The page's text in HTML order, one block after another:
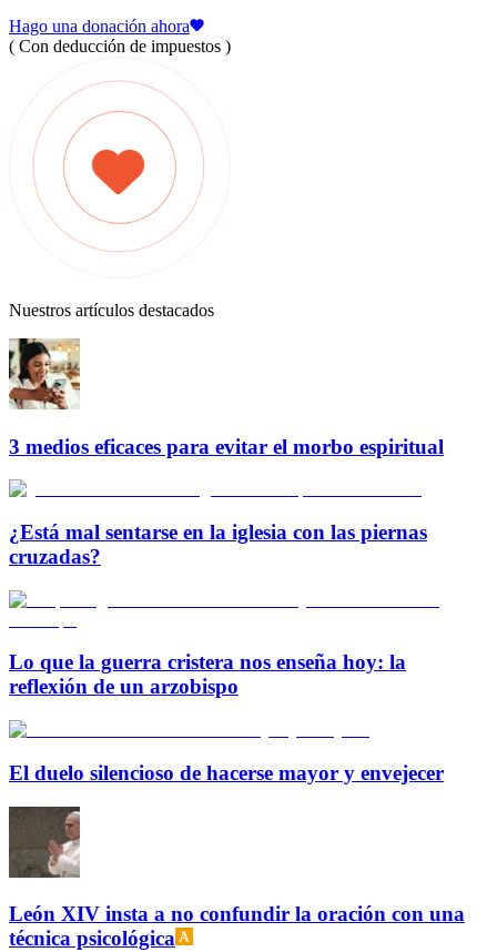
Hago una donación ahora
( Con deducción de impuestos )
Nuestros artículos destacados
3 medios eficaces para evitar el morbo espiritual
¿Está mal sentarse en la iglesia con las piernas
cruzadas?
Lo que la guerra cristera nos enseña hoy: la
reflexión de un arzobispo
El duelo silencioso de hacerse mayor y envejecer
León XIV insta a no confundir la oración con una
técnica psicológica